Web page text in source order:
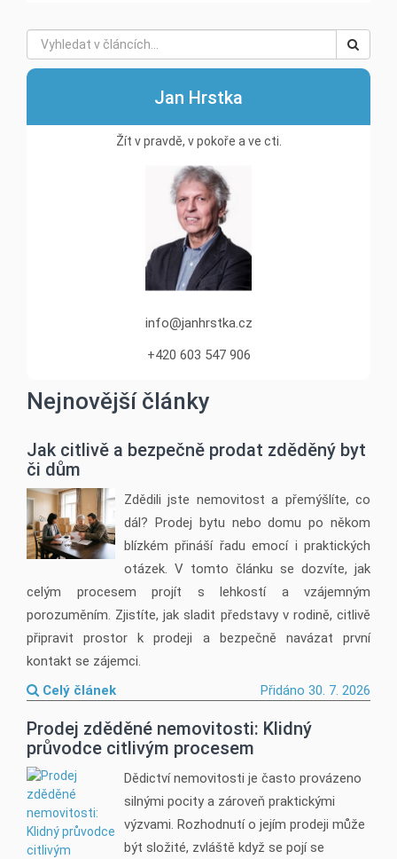
Jan Hrstka
Žít v pravdě, v pokoře a ve cti.
info@janhrstka.cz
+420 603 547 906
Nejnovější články
Jak citlivě a bezpečně prodat zděděný byt
či dům
Zdědili jste nemovitost a přemýšlíte, co
dál? Prodej bytu nebo domu po někom
blízkém přináší řadu emocí i praktických
otázek. V tomto článku se dozvíte, jak
celým procesem projít s lehkostí a vzájemným
porozuměním. Zjistíte, jak sladit představy v rodině, citlivě
připravit prostor k prodeji a bezpečně navázat první
kontakt se zájemci.
Celý článek
Přidáno 30. 7. 2026
Prodej zděděné nemovitosti: Klidný
průvodce citlivým procesem
Dědictví nemovitosti je často provázeno
silnými pocity a zároveň praktickými
výzvami. Rozhodnutí o jejím prodeji může
být složité, zvláště když se pojí se